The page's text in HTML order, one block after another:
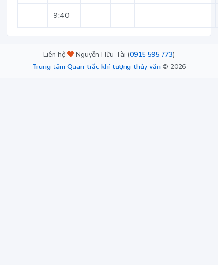
9:40
Liên hệ Nguyễn Hữu Tài (0915 595 773)
Trung tâm Quan trắc khí tượng thủy văn © 2026